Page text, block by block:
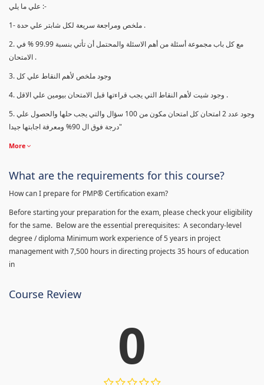
علي ما يلي :-
1- ملخص ومراجعة سريعة لكل شابتر علي حدة .
2. مع كل باب مجموعة أسئلة من أهم الاسئلة والمحتمل أن تأتي بنسبة 99.99 % في
الامتحان .
3. وجود ملخص لأهم النقاط علي كل
4. وجود شيت لأهم النقاط التي يجب قراءتها قبل الامتحان بيومين علي الاقل .
5. وجود عدد 2 امتحان كل امتحان مكون من 100 سؤال والتي يجب حلها والحصول علي
درجة فوق ال 90% ومعرفة اجابتها جيدا"
More
What are the requirements for this course?
How can I prepare for PMP® Certification exam?
Before starting your preparation for the exam, please check your eligibility
for the same. Below are the essential prerequisites: A secondary-level
degree / diploma Minimum work experience of 5 years in project
management with 7,500 hours in directing projects 35 hours of education
in
Course Review
0